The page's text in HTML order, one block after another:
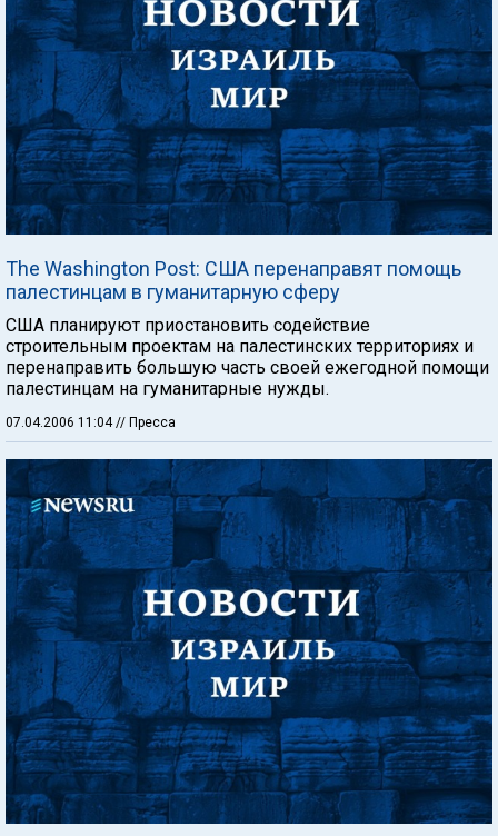
The Washington Post: США перенаправят помощь
палестинцам в гуманитарную сферу
США планируют приостановить содействие
строительным проектам на палестинских территориях и
перенаправить большую часть своей ежегодной помощи
палестинцам на гуманитарные нужды.
07.04.2006 11:04 // Пресса